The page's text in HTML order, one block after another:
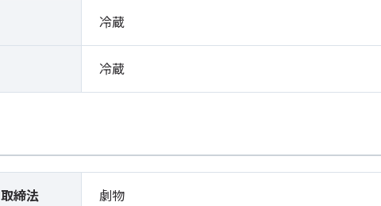
冷蔵
冷蔵
締法 劇物